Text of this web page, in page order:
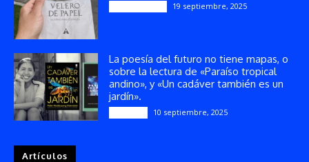
19 septiembre, 2025
La poesía del futuro no tiene mapas, o
sobre la lectura de «Paraíso tropical
andino», y «Un cadáver también es un
jardín».
10 septiembre, 2025
Artículos